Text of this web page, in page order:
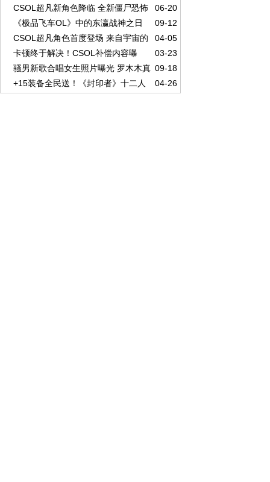
玩法3.13上线
06-20
CSOL超凡新角色降临 全新僵尸恐怖
登场
09-12
《极品飞车OL》中的东瀛战神之日
产GTR Premium 2017
04-05
CSOL超凡角色首度登场 来自宇宙的
全新势力！
03-23
卡顿终于解决！CSOL补偿内容曝
光：+6狼魂登录送
09-18
骚男新歌合唱女生照片曝光 罗木木真
实身份揭秘
04-26
+15装备全民送！《封印者》十二人